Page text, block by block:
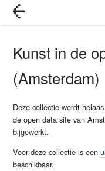
Kunst in de
(Amsterdam)
Deze collectie wordt
de open data site van
bijgewerkt.
Voor deze collectie is een
beschikbaar.